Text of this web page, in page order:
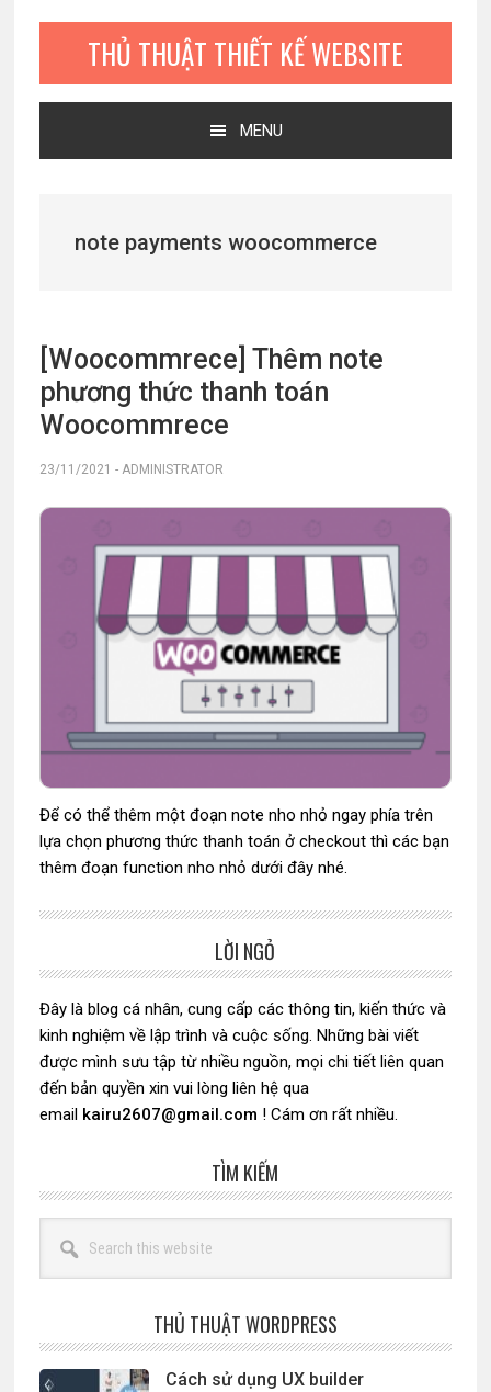
THỦ THUẬT THIẾT KẾ WEBSITE
MENU
note payments woocommerce
[Woocommrece] Thêm note
phương thức thanh toán
Woocommrece
23/11/2021 - ADMINISTRATOR
Để có thể thêm một đoạn note nho nhỏ ngay phía trên
lựa chọn phương thức thanh toán ở checkout thì các bạn
thêm đoạn function nho nhỏ dưới đây nhé.
chính
LỜI NGỎ
Đây là blog cá nhân, cung cấp các thông tin, kiến thức và
kinh nghiệm về lập trình và cuộc sống. Những bài viết
được mình sưu tập từ nhiều nguồn, mọi chi tiết liên quan
đến bản quyền xin vui lòng liên hệ qua
email kairu2607@gmail.com ! Cám ơn rất nhiều.
TÌM KIẾM
this
website
THỦ THUẬT WORDPRESS
Cách sử dụng UX builder